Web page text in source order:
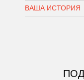
ВАША ИСТОРИЯ